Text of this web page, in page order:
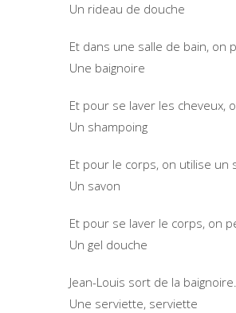
Un rideau de douche
Et dans une salle de bain, on
Une baignoire
Et pour se laver les cheveux,
Un shampoing
Et pour le corps, on utilise un
Un savon
Et pour se laver le corps, on
Un gel douche
Jean-Louis sort de la
Une serviette, serviette